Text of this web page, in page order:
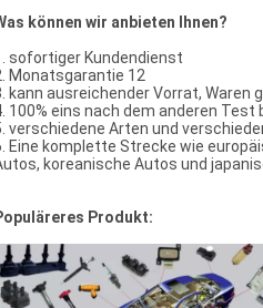
können wir anbieten Ihnen?
sofortiger Kundendienst
Monatsgarantie 12
kann ausreichender Vorrat,
100% eins nach dem anderen Test
verschiedene Arten und
Eine komplette Strecke wie
koreanische Autos und
Produkt: